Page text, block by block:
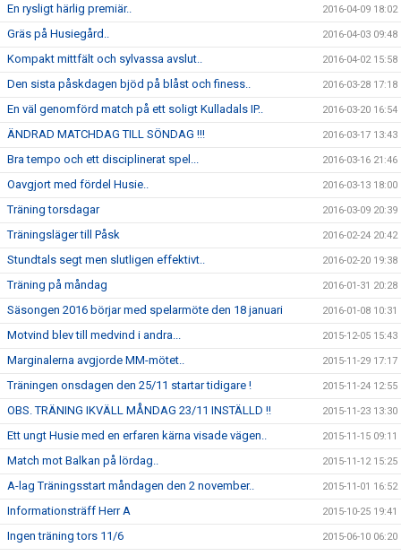
En rysligt härlig premiär.. 2016-04-09 18:02
Gräs på Husiegård.. 2016-04-03 09:48
Kompakt mittfält och sylvassa avslut.. 2016-04-02 15:58
Den sista påskdagen bjöd på blåst och finess.. 2016-03-28 17:18
En väl genomförd match på ett soligt Kulladals IP.. 2016-03-20 16:54
ÄNDRAD MATCHDAG TILL SÖNDAG !!! 2016-03-17 13:43
Bra tempo och ett disciplinerat spel... 2016-03-16 21:46
Oavgjort med fördel Husie.. 2016-03-13 18:00
Träning torsdagar 2016-03-09 20:39
Träningsläger till Påsk 2016-02-24 20:42
Stundtals segt men slutligen effektivt.. 2016-02-20 19:38
Träning på måndag 2016-01-31 20:28
Säsongen 2016 börjar med spelarmöte den 18 januari 2016-01-08 10:31
Motvind blev till medvind i andra... 2015-12-05 15:43
Marginalerna avgjorde MM-mötet.. 2015-11-29 17:17
Träningen onsdagen den 25/11 startar tidigare ! 2015-11-24 12:55
OBS. TRÄNING IKVÄLL MÅNDAG 23/11 INSTÄLLD !! 2015-11-23 13:30
Ett ungt Husie med en erfaren kärna visade vägen.. 2015-11-15 09:11
Match mot Balkan på lördag.. 2015-11-12 15:25
A-lag Träningsstart måndagen den 2 november.. 2015-11-01 16:52
Informationsträff Herr A 2015-10-25 19:41
Ingen träning tors 11/6 2015-06-10 06:20